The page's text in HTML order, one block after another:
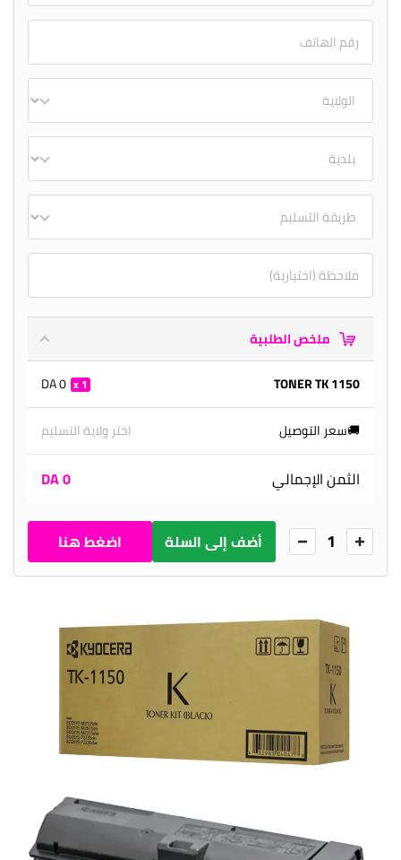
ملخص الطلبية
TONER TK 1150
1
0 DA
🚚سعر التوصيل
اختر ولاية التسليم
الثمن الإجمالي 0 DA
1 أضف إلى السلة
اضغط هنا
للطلب